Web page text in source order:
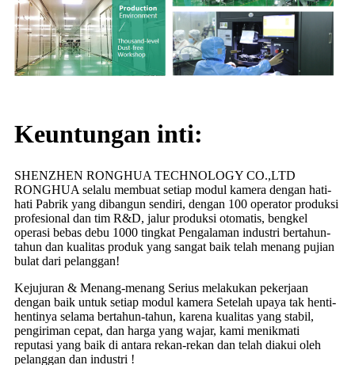
Keuntungan inti:
SHENZHEN RONGHUA TECHNOLOGY CO.,LTD
RONGHUA selalu membuat setiap modul kamera dengan hati-
hati Pabrik yang dibangun sendiri, dengan 100 operator produksi
profesional dan tim R&D, jalur produksi otomatis, bengkel
operasi bebas debu 1000 tingkat Pengalaman industri bertahun-
tahun dan kualitas produk yang sangat baik telah menang pujian
bulat dari pelanggan!
Kejujuran & Menang-menang Serius melakukan pekerjaan
dengan baik untuk setiap modul kamera Setelah upaya tak henti-
hentinya selama bertahun-tahun, karena kualitas yang stabil,
pengiriman cepat, dan harga yang wajar, kami menikmati
reputasi yang baik di antara rekan-rekan dan telah diakui oleh
pelanggan dan industri !